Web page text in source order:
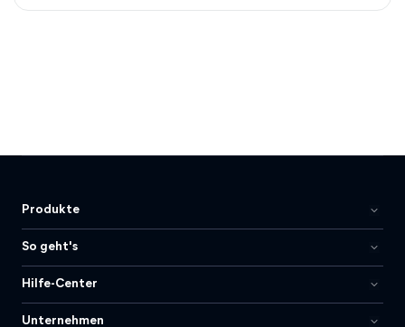
Produkte
So geht's
Hilfe-Center
Unternehmen